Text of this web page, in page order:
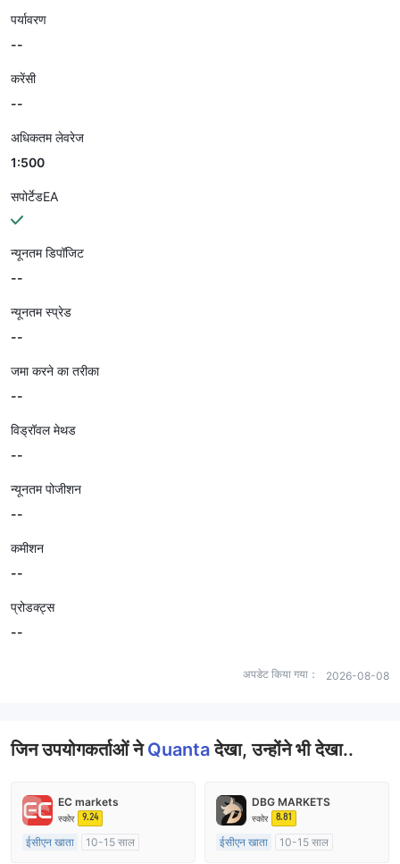
पर्यावरण
--
करेंसी
--
अधिकतम लेवरेज
1:500
सपोर्टेडEA
न्यूनतम डिपॉजिट
--
न्यूनतम स्प्रेड
--
जमा करने का तरीका
--
विड्रॉवल मेथड
--
न्यूनतम पोजीशन
--
कमीशन
--
प्रोडक्ट्स
--
अपडेट किया गया： 2026-08-08
जिन उपयोगकर्ताओं नेQuantaदेखा, उन्होंने भी देखा..
EC markets
स्कोर 9.24
ईसीएन खाता
10-15 साल
DBG MARKETS
स्कोर 8.81
ईसीएन खाता
10-15 साल